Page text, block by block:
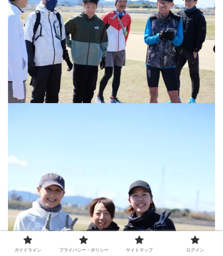
ガイドライン プライバシー・ポリシー サイトマップ ログイン